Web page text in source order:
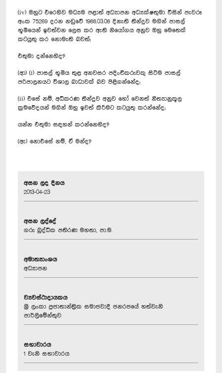
(iv) ඔහුට එරෙහිව මධ්‍යම පළාත් අධ්‍යාපන අධ්‍යක්ෂතුමා විසින් පැවරූ
අංක 75269 දරන නඩුවේ 1988.03.08 දිනැති තීන්දුව මගින් පාසල්
භූමියෙන් ඉවත්වන ලෙස කර ඇති නියෝගය අනුව ඔහු මෙතෙක්
කටයුතු කර නොමැති බවත්;
එතුමා දන්නෙහිද?
(ආ) (i) පාසල් භූමිය තුළ අනවසර පදිංචිකරුවකු සිටීම පාසල්
පරිපාලනයට විශාල බාධාවක් බව පිළිගන්නේද;
(ii) එසේ නම්, අධිකරණ තීන්දුව අනුව හෝ වෙනත් නීත්‍යානුකූල
ක්‍රමවේදයන් මගින් ඔහු ඉවත් කිරීමට කටයුතු කරන්නේද;
යන්න එතුමා සඳහන් කරන්නෙහිද?
(ඇ) නොඑසේ නම්, ඒ මන්ද?
අසන ලද දිනය
2013-04-23
අසන ලද්දේ
ගරු බුද්ධික පතිරණ මහතා, පා.ම.
අමාත්‍යාංශය
අධ්‍යාපන
ව්‍යවස්ථාදායකය
ශ්‍රී ලංකා ප්‍රජාතාන්ත්‍රික සමාජවාදී ජනරජයේ හත්වැනි
පාර්ලිමේන්තුව
සභාවාරය
1 වැනි සභාවාරය